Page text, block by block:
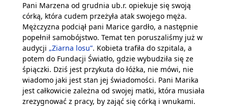
Pani Marzena od grudnia ub.r. opiekuje się swoją
córką, która cudem przeżyła atak swojego męża.
Mężczyzna podciął pani Marice gardło, a następnie
popełnił samobójstwo. Temat ten poruszaliśmy już w
audycji „Ziarna losu”. Kobieta trafiła do szpitala, a
potem do Fundacji Światło, gdzie wybudziła się ze
śpiączki. Dziś jest przykuta do łóżka, nie mówi, nie
wiadomo jaki jest stan jej świadomości. Pani Marika
jest całkowicie zależna od swojej matki, która musiała
zrezygnować z pracy, by zająć się córką i wnukami.